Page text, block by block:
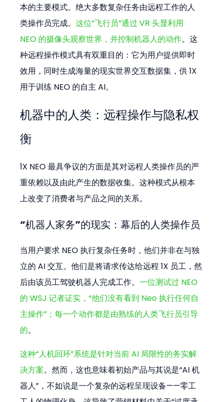
本的主要模式。绝大多数复杂任务由远程工作的人
类操作员完成。这位“飞行员”通过 VR 头显利用
NEO 的摄像头观察世界，并控制机器人的动作。这
种远程操作模式具有双重目的：它为用户提供即时
效用，同时生成海量的现实世界交互数据集，供 1X
用于训练 NEO 的自主 AI。
机器中的人类：远程操作与隐私权
衡
1X NEO 最具争议的方面是其对远程人类操作员的严
重依赖以及由此产生的数据收集。这种模式从根本
上改变了消费者与产品之间的关系。
“机器人家务”的现实：幕后的人类操作员
当用户要求 NEO 执行复杂任务时，他们并非在与独
立的 AI 交互。他们是将请求传达给远程 1X 员工，然
后由该员工驾驶机器人完成工作。一位测试过 NEO
的 WSJ 记者证实，“他们没有看到 Neo 执行任何自
主操作”；每一个动作都是由熟练的人类飞行员引导
的。
这种“人机回环”系统是针对当前 AI 局限性的务实解
决方案。然而，这也意味着初始产品与其说是“AI 机
器人”，不如说是一个复杂的远程呈现设备——零工